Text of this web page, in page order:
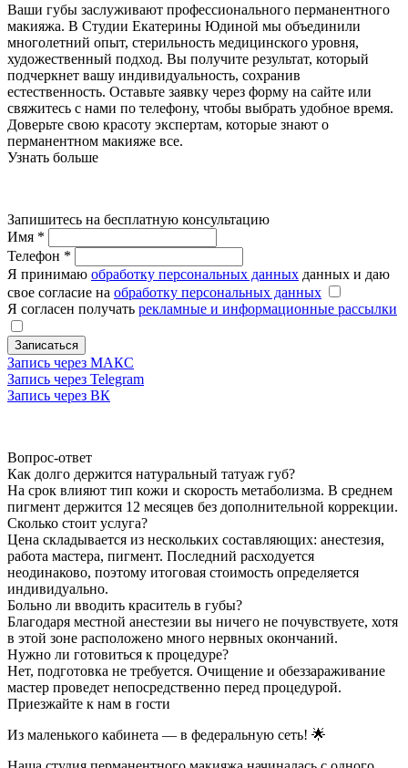
Ваши губы заслуживают профессионального перманентного
макияжа. В Студии Екатерины Юдиной мы объединили
многолетний опыт, стерильность медицинского уровня,
художественный подход. Вы получите результат, который
подчеркнет вашу индивидуальность, сохранив
естественность. Оставьте заявку через форму на сайте или
свяжитесь с нами по телефону, чтобы выбрать удобное время.
Доверьте свою красоту экспертам, которые знают о
перманентном макияже все.
Узнать больше
Запишитесь на бесплатную консультацию
Имя *
Телефон *
Я принимаю обработку персональных данных данных и даю
свое согласие на обработку персональных данных
Я согласен получать рекламные и информационные рассылки
Записаться
Запись через МАКС
Запись через Telegram
Запись через ВК
Вопрос-ответ
Как долго держится натуральный татуаж губ?
На срок влияют тип кожи и скорость метаболизма. В среднем
пигмент держится 12 месяцев без дополнительной коррекции.
Сколько стоит услуга?
Цена складывается из нескольких составляющих: анестезия,
работа мастера, пигмент. Последний расходуется
неодинаково, поэтому итоговая стоимость определяется
индивидуально.
Больно ли вводить краситель в губы?
Благодаря местной анестезии вы ничего не почувствуете, хотя
в этой зоне расположено много нервных окончаний.
Нужно ли готовиться к процедуре?
Нет, подготовка не требуется. Очищение и обеззараживание
мастер проведет непосредственно перед процедурой.
Приезжайте к нам в гости
Из маленького кабинета — в федеральную сеть! 🌟